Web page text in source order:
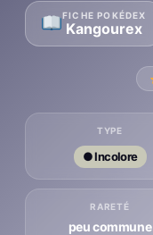
FICHE POKÉDEX
Kangourex
TYPE
● Incolore
RARETÉ
peu commune